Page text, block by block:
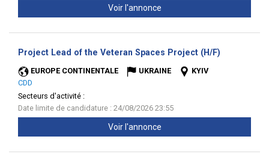
Voir l'annonce
Project Lead of the Veteran Spaces Project (H/F)
EUROPE CONTINENTALE UKRAINE
KYIV
CDD
Secteurs d'activité :
Date limite de candidature : 24/08/2026 23:55
Voir l'annonce